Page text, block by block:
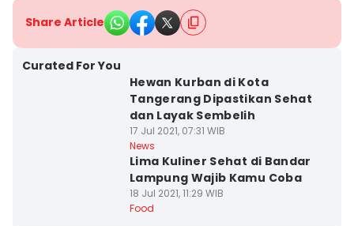
Share Article
Curated For You
Hewan Kurban di Kota
Tangerang Dipastikan Sehat
dan Layak Sembelih
17 Jul 2021, 07:31 WIB
News
Lima Kuliner Sehat di Bandar
Lampung Wajib Kamu Coba
18 Jul 2021, 11:29 WIB
Food